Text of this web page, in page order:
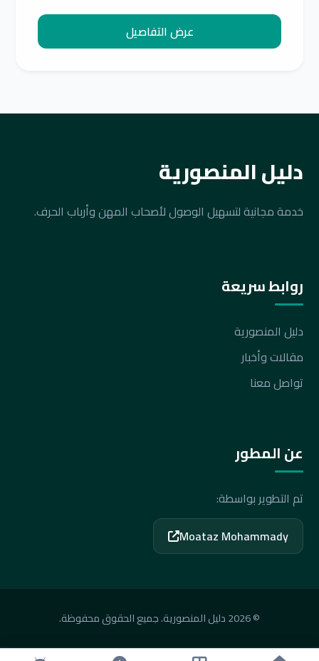
عرض التفاصيل
دليل المنصورية
خدمة مجانية لتسهيل الوصول لأصحاب المهن وأرباب الحرف.
روابط سريعة
دليل المنصورية
مقالات وأخبار
تواصل معنا
عن المطور
تم التطوير بواسطة:
Moataz Mohammady
© 2026 دليل المنصورية. جميع الحقوق محفوظة.